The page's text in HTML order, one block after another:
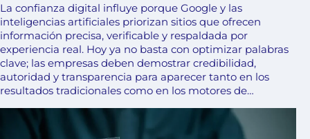
La confianza digital influye porque Google y las
inteligencias artificiales priorizan sitios que ofrecen
información precisa, verificable y respaldada por
experiencia real. Hoy ya no basta con optimizar palabras
clave; las empresas deben demostrar credibilidad,
autoridad y transparencia para aparecer tanto en los
resultados tradicionales como en los motores de…